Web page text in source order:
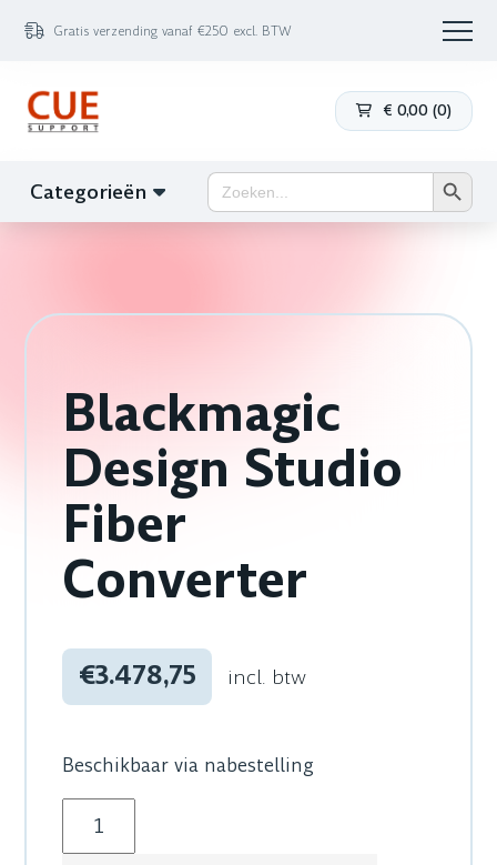
Gratis verzending vanaf €250 excl. BTW
€ 0,00 (0)
Categorieën Zoek
naar:
Blackmagic
Design Studio
Fiber
Converter
€3.478,75 incl. btw
Beschikbaar via nabestelling
Blackmagic Design Studio Fiber Converter